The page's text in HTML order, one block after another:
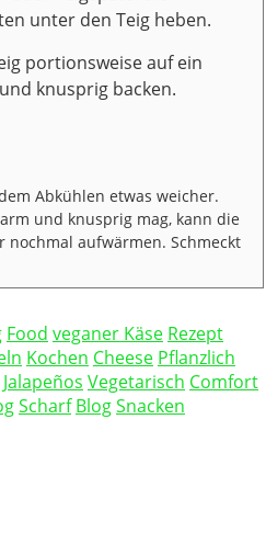
unter den Teig heben.
portionsweise auf ein
knusprig backen.
Abkühlen etwas weicher.
und knusprig mag, kann die
nochmal aufwärmen. Schmeckt
Food veganer Käse Rezept
Kochen Cheese Pflanzlich
Jalapeños Vegetarisch Comfort
Scharf BlogSnacken